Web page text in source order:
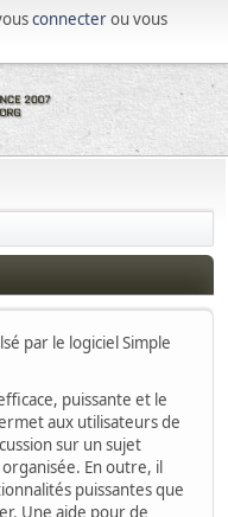
connecterou vous
par le logiciel Simple
puissante et le
aux utilisateurs de
sur un sujet
En outre, il
puissantes que
Une aide pour de